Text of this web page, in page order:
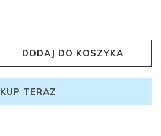
DODAJ DO KOSZYKA
KUP TERAZ